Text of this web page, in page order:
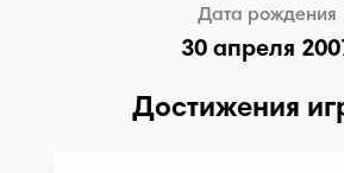
Дата рождения
30 апреля
Достижения